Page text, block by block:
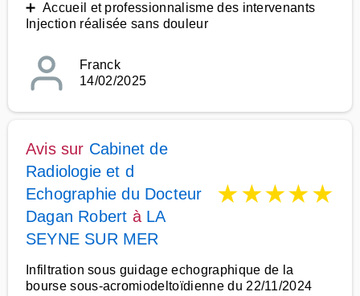
➕ Accueil et professionnalisme des intervenants
Injection réalisée sans douleur
Franck
14/02/2025
Avis sur Cabinet de
Radiologie et d
Echographie du Docteur
Dagan Robert à LA
SEYNE SUR MER
★★★★★
Infiltration sous guidage echographique de la
bourse sous-acromiodeltoïdienne du 22/11/2024